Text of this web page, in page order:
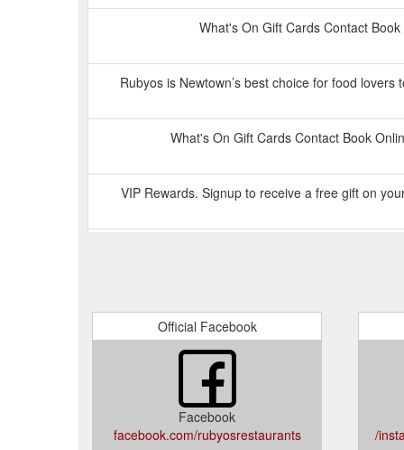
What's On Gift Cards Contact
Rubyos is Newtown’s best choice for food
What's On Gift Cards Contact Book
VIP Rewards. Signup to receive a free gift on
What's On Gift Cards Contact Book
What's On Gift Cards Contact Book
Official Facebook
Facebook
facebook.com/rubyosrestaurants